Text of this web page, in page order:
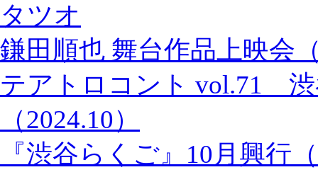
タツオ
鎌田順也 舞台作品上映会
テアトロコント vol.71
（2024.10）
『渋谷らくご』10月興行